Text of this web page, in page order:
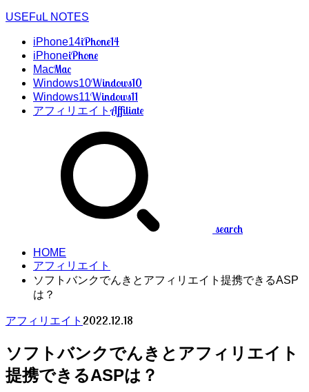
USEFuL NOTES
iPhone14iPhone14
iPhoneiPhone
MacMac
Windows10Windows10
Windows11Windows11
アフィリエイトAffiliate
search
HOME
アフィリエイト
ソフトバンクでんきとアフィリエイト提携できるASP
は？
アフィリエイト 2022.12.18
ソフトバンクでんきとアフィリエイト
提携できるASPは？